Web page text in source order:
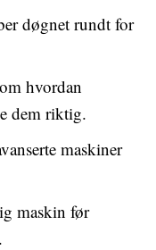
døgnet rundt for
hvordan
dem riktig.
maskiner
maskin før